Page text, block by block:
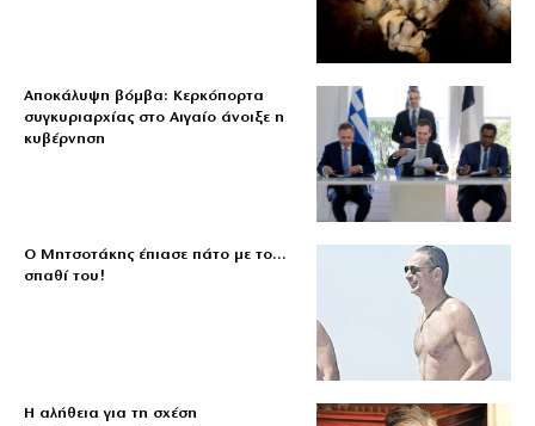
Αποκάλυψη βόμβα: Κερκόπορτα
συγκυριαρχίας στο Αιγαίο άνοιξε η
κυβέρνηση
Ο Μητσοτάκης έπιασε πάτο με το…
σπαθί του!
Η αλήθεια για τη σχέση